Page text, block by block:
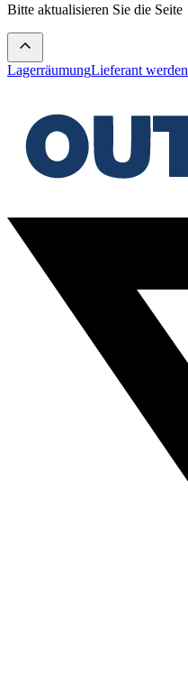
Bitte aktualisieren Sie die Seite
LagerräumungLieferant werden